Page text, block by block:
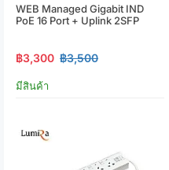
WEB Managed Gigabit IND
PoE 16 Port + Uplink 2SFP
฿3,300 ฿3,500
มีสินค้า